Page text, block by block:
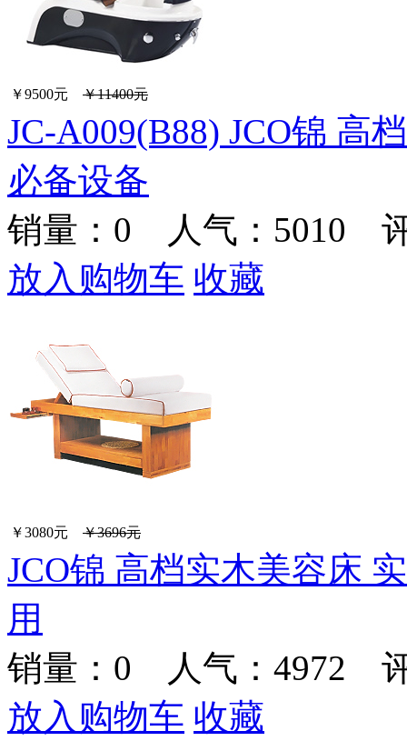
￥9500元 ￥11400元
JC-A009(B88) JCO锦 高
必备设备
销量： 0 人气：5010
放入购物车 收藏
￥3080元 ￥3696元
JCO锦 高档实木美容床
用
销量： 0 人气：4972
放入购物车 收藏